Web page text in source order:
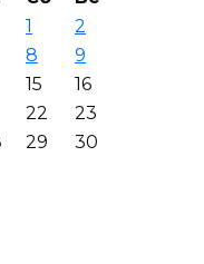
1
2
8
9
15
16
22
23
29
30